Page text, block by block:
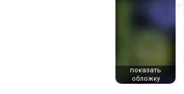
показать
обложку